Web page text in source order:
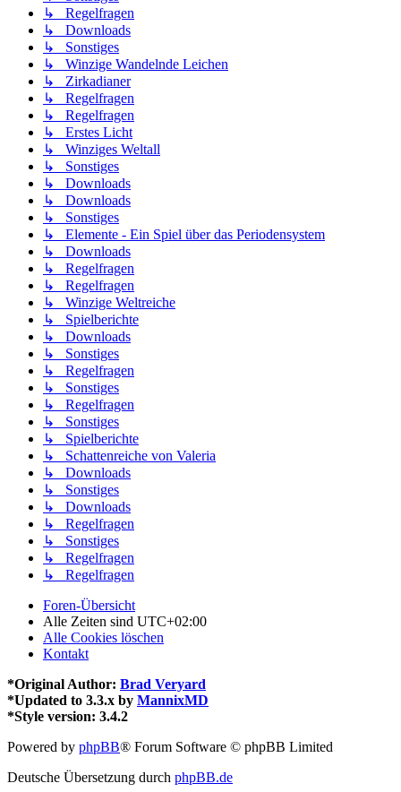
↳ Regelfragen
↳ Downloads
↳ Sonstiges
↳ Winzige Wandelnde Leichen
↳ Zirkadianer
↳ Regelfragen
↳ Regelfragen
↳ Erstes Licht
↳ Winziges Weltall
↳ Sonstiges
↳ Downloads
↳ Downloads
↳ Sonstiges
↳ Elemente - Ein Spiel über das Periodensystem
↳ Downloads
↳ Regelfragen
↳ Regelfragen
↳ Winzige Weltreiche
↳ Spielberichte
↳ Downloads
↳ Sonstiges
↳ Regelfragen
↳ Sonstiges
↳ Regelfragen
↳ Sonstiges
↳ Spielberichte
↳ Schattenreiche von Valeria
↳ Downloads
↳ Sonstiges
↳ Downloads
↳ Regelfragen
↳ Sonstiges
↳ Regelfragen
↳ Regelfragen
Foren-Übersicht
Alle Zeiten sind UTC+02:00
Alle Cookies löschen
Kontakt
*Original Author: Brad Veryard
*Updated to 3.3.x by MannixMD
*Style version: 3.4.2
Powered by phpBB® Forum Software © phpBB Limited
Deutsche Übersetzung durch phpBB.de